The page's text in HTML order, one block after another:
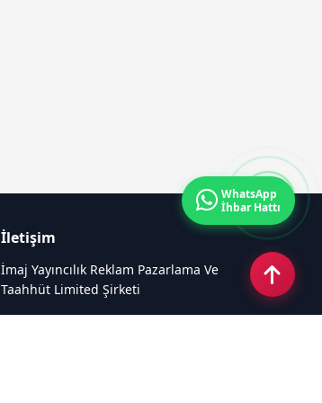
İletişim
İmaj Yayıncılık Reklam Pazarlama Ve
Taahhüt Limited Şirketi
WhatsApp
İhbar Hattı